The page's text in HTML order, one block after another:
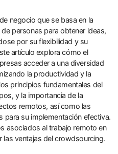
negocio que se basa en la
personas para obtener ideas,
por su flexibilidad y su
artículo explora cómo el
acceder a una diversidad
la productividad y la
principios fundamentales del
y la importancia de la
remotos, así como las
para su implementación efectiva.
asociados al trabajo remoto en
ventajas del crowdsourcing.